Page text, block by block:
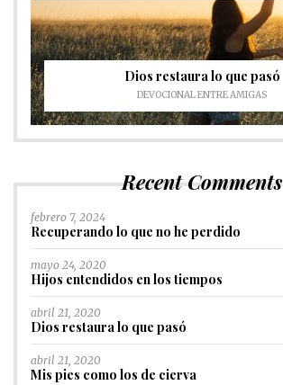
Dios restaura lo que pasó
DEVOCIONAL ENTRE AMIGAS
Recent Comments
febrero 7, 2024
Recuperando lo que no he perdido
mayo 24, 2020
Hijos entendidos en los tiempos
abril 21, 2020
Dios restaura lo que pasó
abril 21, 2020
Mis pies como los de cierva